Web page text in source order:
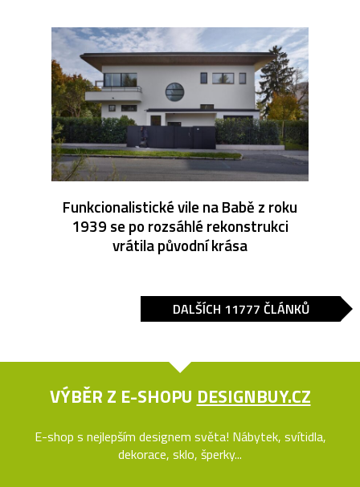
Funkcionalistické vile na Babě z roku
1939 se po rozsáhlé rekonstrukci
vrátila původní krása
DALŠÍCH 11777 ČLÁNKŮ
VÝBĚR Z E-SHOPU DESIGNBUY.CZ
E-shop s nejlepším designem světa! Nábytek, svítidla,
dekorace, sklo, šperky...